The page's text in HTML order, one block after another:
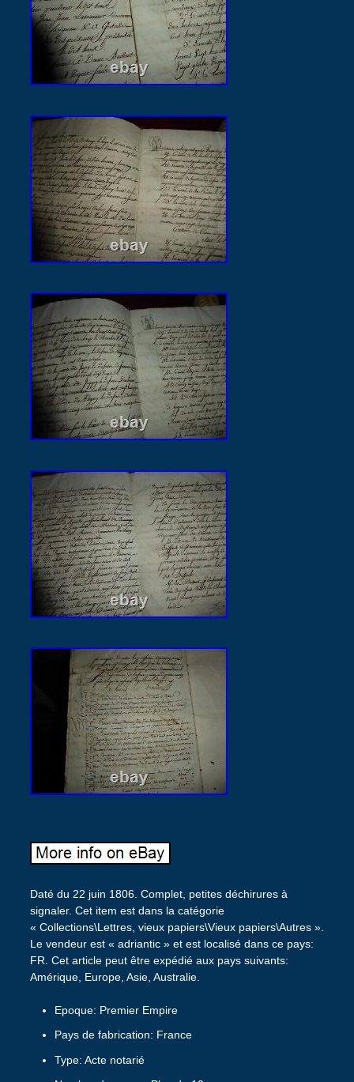
Daté du 22 juin 1806. Complet, petites déchirures à
signaler. Cet item est dans la catégorie
« Collections\Lettres, vieux papiers\Vieux papiers\Autres ».
Le vendeur est « adriantic » et est localisé dans ce pays:
FR. Cet article peut être expédié aux pays suivants:
Amérique, Europe, Asie, Australie.
Epoque: Premier Empire
Pays de fabrication: France
Type: Acte notarié